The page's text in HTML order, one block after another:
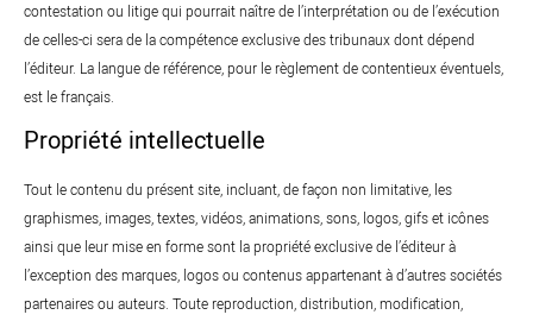
contestation ou litige qui pourrait naître de l’interprétation ou de l’exécution
de celles-ci sera de la compétence exclusive des tribunaux dont dépend
l’éditeur. La langue de référence, pour le règlement de contentieux éventuels,
est le français.
Propriété intellectuelle
Tout le contenu du présent site, incluant, de façon non limitative, les
graphismes, images, textes, vidéos, animations, sons, logos, gifs et icônes
ainsi que leur mise en forme sont la propriété exclusive de l’éditeur à
l’exception des marques, logos ou contenus appartenant à d’autres sociétés
partenaires ou auteurs. Toute reproduction, distribution, modification,